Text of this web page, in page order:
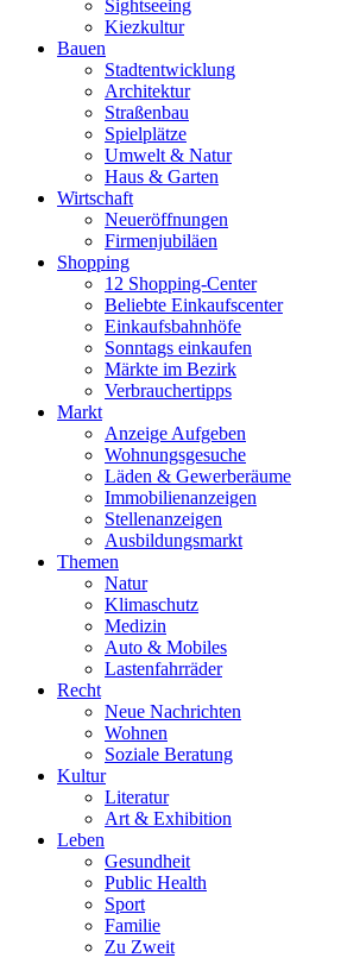
Sightseeing
Kiezkultur
Bauen
Stadtentwicklung
Architektur
Straßenbau
Spielplätze
Umwelt & Natur
Haus & Garten
Wirtschaft
Neueröffnungen
Firmenjubiläen
Shopping
12 Shopping-Center
Beliebte Einkaufscenter
Einkaufsbahnhöfe
Sonntags einkaufen
Märkte im Bezirk
Verbrauchertipps
Markt
Anzeige Aufgeben
Wohnungsgesuche
Läden & Gewerberäume
Immobilienanzeigen
Stellenanzeigen
Ausbildungsmarkt
Themen
Natur
Klimaschutz
Medizin
Auto & Mobiles
Lastenfahrräder
Recht
Neue Nachrichten
Wohnen
Soziale Beratung
Kultur
Literatur
Art & Exhibition
Leben
Gesundheit
Public Health
Sport
Familie
Zu Zweit